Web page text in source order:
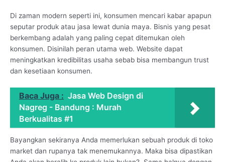
Di zaman modern seperti ini, konsumen mencari kabar apapun
seputar produk atau jasa lewat dunia maya. Bisnis yang pesat
berkembang adalah yang paling cepat ditemukan oleh
konsumen. Disinilah peran utama web. Website dapat
meningkatkan kredibilitas usaha sebab bisa membangun trust
dan kesetiaan konsumen.
Baca Juga : Jasa Web Design di
Nagreg - Bandung : Murah
Berkualitas #1
Bayangkan sekiranya Anda memerlukan sebuah produk di toko
market dan rupanya tak menemukannya. Maka bisa dipastikan